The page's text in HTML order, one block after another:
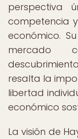
perspectiva
competencia
económico.
mercado
resalta la
libertad
económico
La visión de